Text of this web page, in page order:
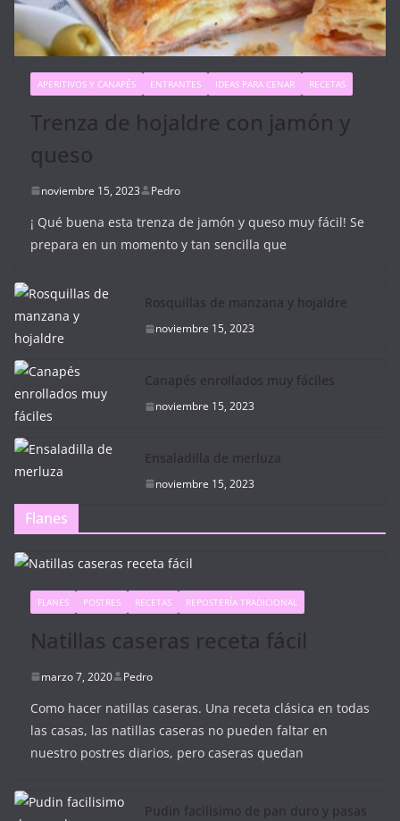
APERITIVOS Y CANAPÉS ENTRANTES IDEAS PARA CENAR RECETAS
Trenza de hojaldre con jamón y
queso
noviembre 15, 2023 Pedro
¡ Qué buena esta trenza de jamón y queso muy fácil! Se
prepara en un momento y tan sencilla que
Rosquillas de manzana y hojaldre
noviembre 15, 2023
Canapés enrollados muy fáciles
noviembre 15, 2023
Ensaladilla de merluza
noviembre 15, 2023
Flanes
FLANES POSTRES RECETAS REPOSTERÍA TRADICIONAL
Natillas caseras receta fácil
marzo 7, 2020 Pedro
Como hacer natillas caseras. Una receta clásica en todas
las casas, las natillas caseras no pueden faltar en
nuestro postres diarios, pero caseras quedan
Pudin facilisimo de pan duro y pasas